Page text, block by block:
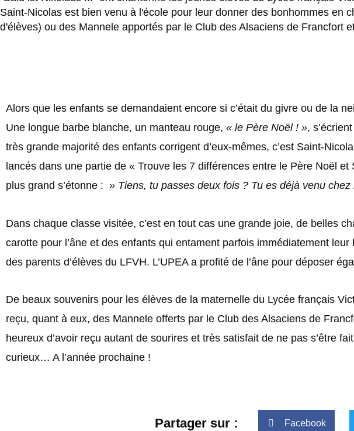
Saint-Nicolas est bien venu à l'école pour leur donner des bonhommes en
d'élèves) ou des Mannele apportés par le Club des Alsaciens de Francfort
Alors que les enfants se demandaient encore si c’était du givre ou de la
Une longue barbe blanche, un manteau rouge, « le Père Noël ! »,
très grande majorité des enfants corrigent d’eux-mêmes, c’est Saint-
lancés dans une partie de « Trouve les 7 différences entre le Père Noël
plus grand s’étonne : » Tiens, tu passes deux fois ? Tu es déjà venu
Dans chaque classe visitée, c’est en tout cas une grande joie, de belles
carotte pour l’âne et des enfants qui entament parfois immédiatement
des parents d’élèves du LFVH. L’UPEA a profité de l’âne pour déposer
De beaux souvenirs pour les élèves de la maternelle du Lycée français
reçu, quant à eux, des Mannele offerts par le Club des Alsaciens de
heureux d’avoir reçu autant de sourires et très satisfait de ne pas s’être
curieux… A l’année prochaine !
Partager sur : Facebook